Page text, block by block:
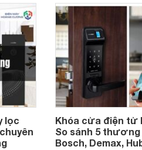
lọc
Khóa cửa điện tử
So sánh 5 thương
Bosch, Demax,